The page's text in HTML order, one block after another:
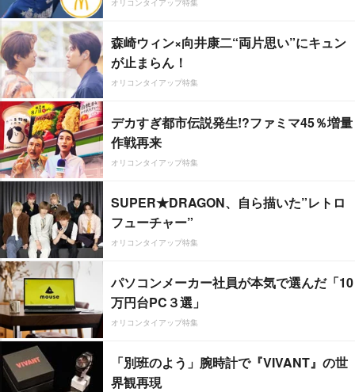
森崎ウィン×向井康二“両片思い”にキュン
が止まらん！
オリコンタイアップ特集
デカすぎ都市伝説発生!?ファミマ45％増量
作戦再来
オリコンタイアップ特集
SUPER★DRAGON、自ら描いた”レトロ
フューチャー”
オリコンタイアップ特集
パソコンメーカー社員が本気で選んだ「10
万円台PC３選」
オリコンタイアップ特集
「別班のよう」腕時計で『VIVANT』の世
界観再現